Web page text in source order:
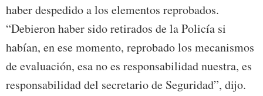
haber despedido a los elementos reprobados.
“Debieron haber sido retirados de la Policía si
habían, en ese momento, reprobado los mecanismos
de evaluación, esa no es responsabilidad nuestra, es
responsabilidad del secretario de Seguridad”, dijo.